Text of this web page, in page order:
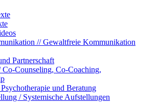
// Gewaltfreie Kommunikation
Partnerschaft
Co-Counseling, Co-Coaching,
und Beratung
/ Systemische Aufstellungen